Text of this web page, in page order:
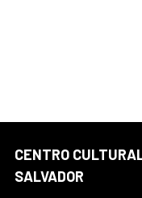
CENTRO
SALVADOR